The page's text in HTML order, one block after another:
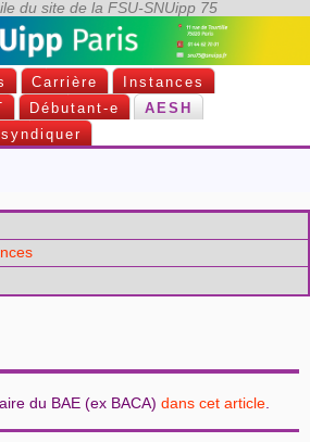
Carrière
Instances
Débutant-e
AESH
du BAE (ex BACA) dans cet article